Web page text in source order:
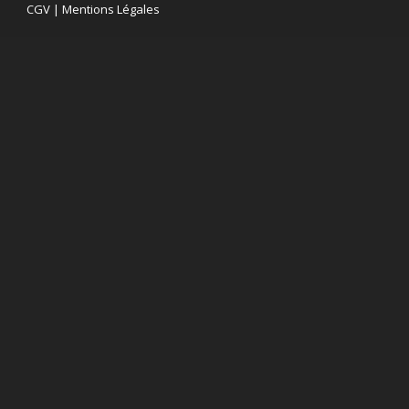
CGV | Mentions Légales